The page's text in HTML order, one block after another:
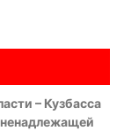
– Кузбасса